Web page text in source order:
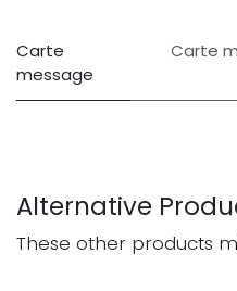
Carte
message
Carte
Alternative
These other products